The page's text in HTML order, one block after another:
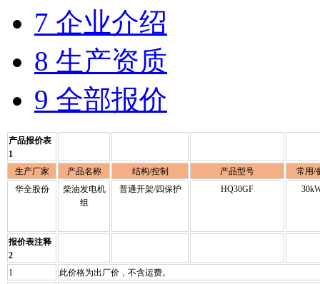
7 企业介绍
8 生产资质
9 全部报价
产品报价表
1
生产厂家
产品名称 结构/控制 产品型号
常用/
华全股份
柴油发电机
组
普通开架/四保护 HQ30GF
报价表注释
2
1
此价格为出厂价，不含运费。